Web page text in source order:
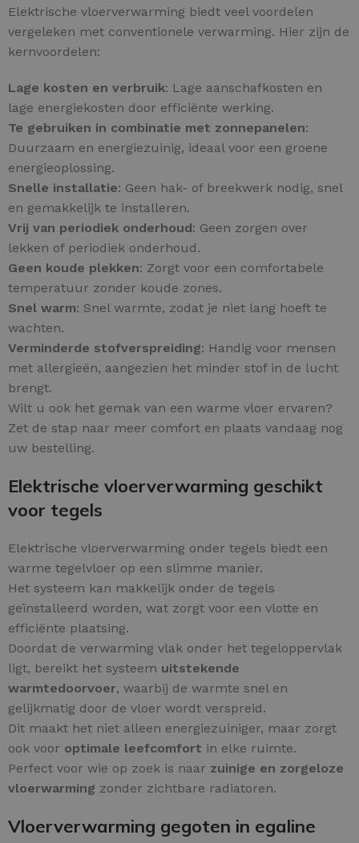
Elektrische vloerverwarming biedt veel voordelen
vergeleken met conventionele verwarming. Hier zijn de
kernvoordelen:
Lage kosten en verbruik: Lage aanschafkosten en
lage energiekosten door efficiënte werking.
Te gebruiken in combinatie met zonnepanelen:
Duurzaam en energiezuinig, ideaal voor een groene
energieoplossing.
Snelle installatie: Geen hak- of breekwerk nodig, snel
en gemakkelijk te installeren.
Vrij van periodiek onderhoud: Geen zorgen over
lekken of periodiek onderhoud.
Geen koude plekken: Zorgt voor een comfortabele
temperatuur zonder koude zones.
Snel warm: Snel warmte, zodat je niet lang hoeft te
wachten.
Verminderde stofverspreiding: Handig voor mensen
met allergieën, aangezien het minder stof in de lucht
brengt.
Wilt u ook het gemak van een warme vloer ervaren?
Zet de stap naar meer comfort en plaats vandaag nog
uw bestelling.
Elektrische vloerverwarming geschikt
voor tegels
Elektrische vloerverwarming onder tegels biedt een
warme tegelvloer op een slimme manier.
Het systeem kan makkelijk onder de tegels
geïnstalleerd worden, wat zorgt voor een vlotte en
efficiënte plaatsing.
Doordat de verwarming vlak onder het tegeloppervlak
ligt, bereikt het systeem uitstekende
warmtedoorvoer, waarbij de warmte snel en
gelijkmatig door de vloer wordt verspreid.
Dit maakt het niet alleen energiezuiniger, maar zorgt
ook voor optimale leefcomfort in elke ruimte.
Perfect voor wie op zoek is naar zuinige en zorgeloze
vloerwarming zonder zichtbare radiatoren.
Vloerverwarming gegoten in egaline